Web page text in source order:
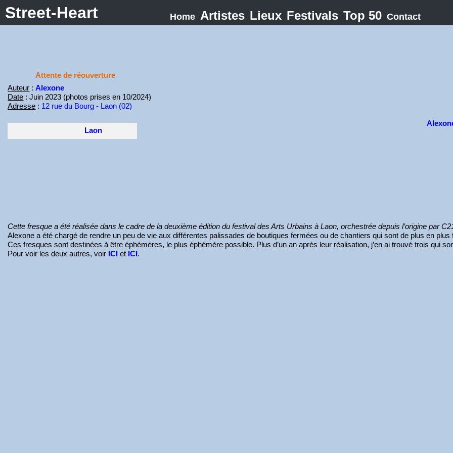
Street-Heart Home Artistes Lieux Festivals Top 50 Contact
Auteur :Alexone
Date : Juin 2023 (photos prises en 10/2024)
Adresse : 12 rue du Bourg - Laon (02)
Laon
Cette fresque a été réalisée dans le cadre de la deuxième édition du festival des Arts Urbains à Laon, orchestrée depuis l’origine par
Alexone a été chargé de rendre un peu de vie aux différentes palissades de boutiques fermées ou de chantiers qui sont de plus en
Ces fresques sont destinées à être éphémères, le plus éphémère possible. Plus d’un an après leur réalisation, j’en ai trouvé trois qui
Pour voir les deux autres, voir ICI et ICI.
Attente de réouverture